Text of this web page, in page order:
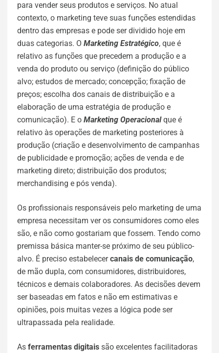
para vender seus produtos e serviços. No atual
contexto, o marketing teve suas funções estendidas
dentro das empresas e pode ser dividido hoje em
duas categorias. O Marketing Estratégico, que é
relativo as funções que precedem a produção e a
venda do produto ou serviço (definição do público
alvo; estudos de mercado; concepção; fixação de
preços; escolha dos canais de distribuição e a
elaboração de uma estratégia de produção e
comunicação). E o Marketing Operacionalque é
relativo às operações de marketing posteriores à
produção (criação e desenvolvimento de campanhas
de publicidade e promoção; ações de venda e de
marketing direto; distribuição dos produtos;
merchandising e pós venda).
Os profissionais responsáveis pelo marketing de uma
empresa necessitam ver os consumidores como eles
são, e não como gostariam que fossem. Tendo como
premissa básica manter-se próximo de seu público-
alvo. É preciso estabelecercanais de comunicação,
de mão dupla, com consumidores, distribuidores,
técnicos e demais colaboradores. As decisões devem
ser baseadas em fatos e não em estimativas e
opiniões, pois muitas vezes a lógica pode ser
ultrapassada pela realidade.
As ferramentas digitais são excelentes facilitadoras